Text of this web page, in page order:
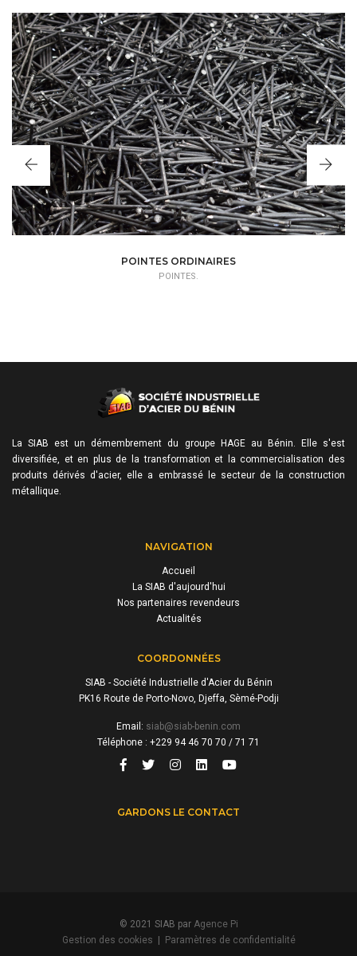
POINTES ORDINAIRES
POINTES.
La SIAB est un démembrement du groupe HAGE au Bénin. Elle s'est
diversifiée, et en plus de la transformation et la commercialisation des
produits dérivés d'acier, elle a embrassé le secteur de la construction
métallique.
NAVIGATION
Accueil
La SIAB d'aujourd'hui
Nos partenaires revendeurs
Actualités
COORDONNÉES
SIAB - Société Industrielle d'Acier du Bénin
PK16 Route de Porto-Novo, Djeffa, Sèmé-Podji
Email: siab@siab-benin.com
Téléphone : +229 94 46 70 70 / 71 71
GARDONS LE CONTACT
© 2021 SIAB par Agence Pi
Gestion des cookies | Paramètres de confidentialité